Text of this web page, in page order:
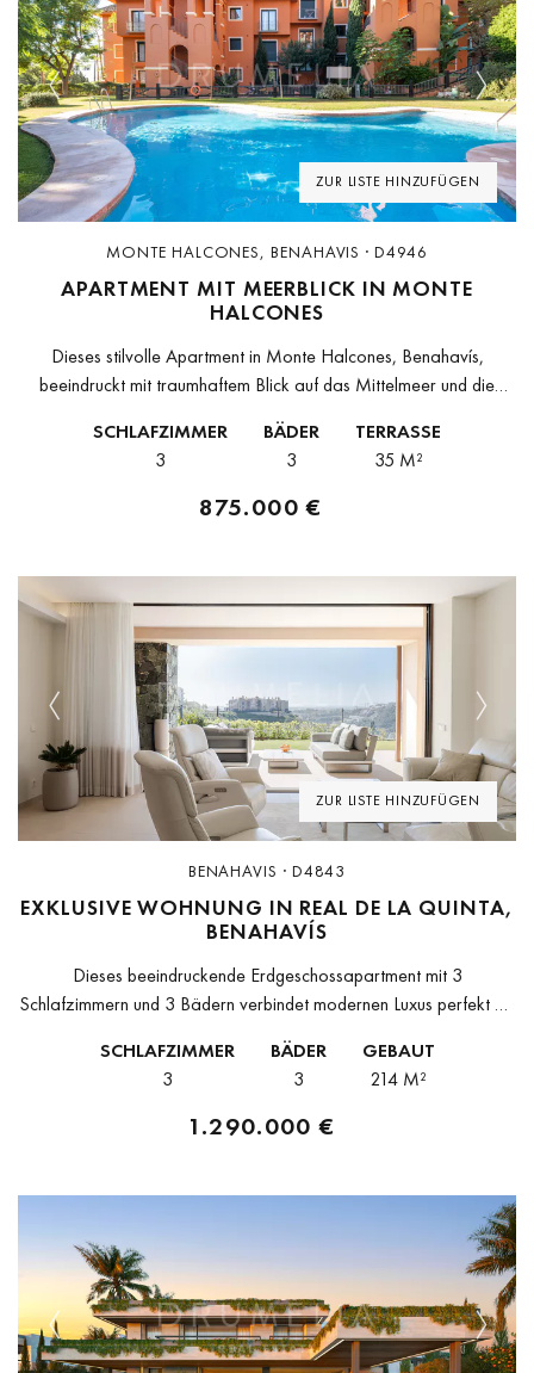
ZUR LISTE HINZUFÜGEN
Previous Next
MONTE HALCONES, BENAHAVIS · D4946
APARTMENT MIT MEERBLICK IN MONTE
HALCONES
Dieses stilvolle Apartment in Monte Halcones, Benahavís,
beeindruckt mit traumhaftem Blick auf das Mittelmeer und die
genießt die Wohnung viel Privatsphäre, ganztägig...
SCHLAFZIMMER
3
BÄDER
3
TERRASSE
35 M²
875.000 €
ZUR LISTE HINZUFÜGEN
Previous Next
BENAHAVIS · D4843
EXKLUSIVE WOHNUNG IN REAL DE LA QUINTA,
BENAHAVÍS
Dieses beeindruckende Erdgeschossapartment mit 3
Schlafzimmern und 3 Bädern verbindet modernen Luxus perfekt mit
Südausrichtung sorgt für helle Räume und spektakuläre Ausblicke
auf das Meer...
SCHLAFZIMMER
3
BÄDER
3
GEBAUT
214 M²
1.290.000 €
Previous Next